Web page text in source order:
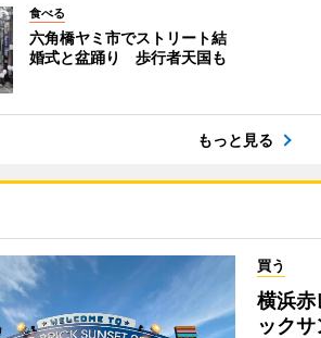
食べる
六角橋ヤミ市でストリート結
婚式と盆踊り 歩行者天国も
もっと見る
買う
横浜赤
ック